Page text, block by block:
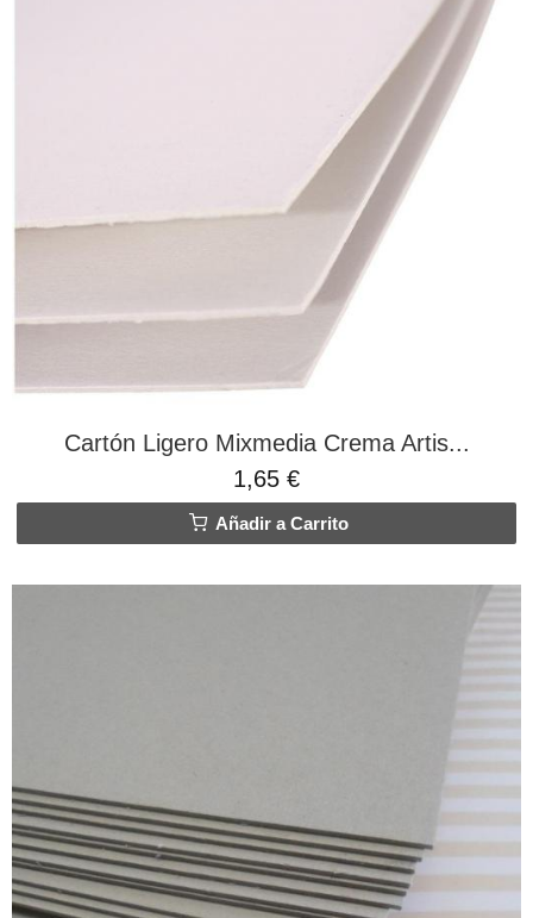
Cartón Ligero Mixmedia Crema Artis...
1,65 €
Añadir a Carrito